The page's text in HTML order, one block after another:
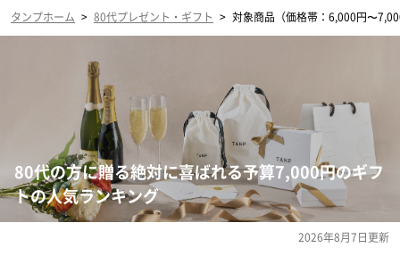
タンプホーム > 80代プレゼント・ギフト > 対象商品（価格帯：6,000円〜
80代の方に贈る絶対に喜ばれる予算7,000円のギフ
トの人気ランキング
2026年8月7日更新